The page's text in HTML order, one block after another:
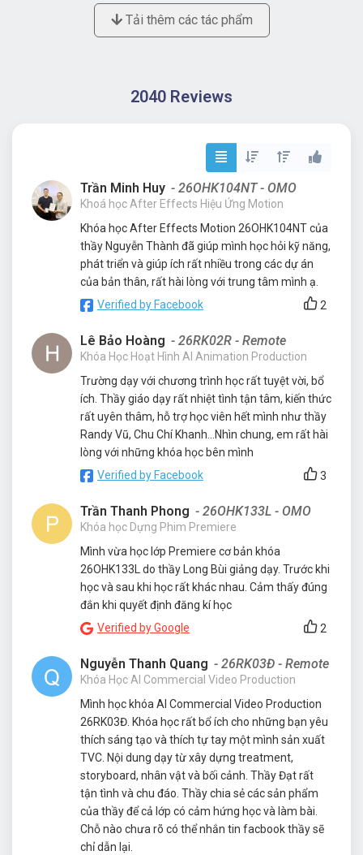
Tải thêm các tác phẩm
2040 Reviews
Trần Minh Huy - 26OHK104NT - OMO
Khoá học After Effects Hiệu Ứng Motion
Khóa học After Effects Motion 26OHK104NT của
thầy Nguyễn Thành đã giúp mình học hỏi kỹ năng,
phát triển và giúp ích rất nhiều trong các dự án
của bản thân, rất hài lòng với trung tâm mình ạ.
Verified by Facebook
2
Lê Bảo Hoàng - 26RK02R - Remote
Khóa Học Hoạt Hình AI Animation Production
Trường dạy với chương trình học rất tuyệt vời, bổ
ích. Thầy giáo dạy rất nhiệt tình tận tâm, kiến thức
rất uyên thâm, hỗ trợ học viên hết mình như thầy
Randy Vũ, Chu Chí Khanh...Nhìn chung, em rất hài
lòng với những khóa học bên mình
Verified by Facebook
3
Trần Thanh Phong - 26OHK133L - OMO
Khóa học Dựng Phim Premiere
Mình vừa học lớp Premiere cơ bản khóa
26OHK133L do thầy Long Bùi giảng dạy. Trước khi
học và sau khi học rất khác nhau. Cảm thấy đúng
đắn khi quyết định đăng kí học
Verified by Google
2
Nguyễn Thanh Quang - 26RK03Đ - Remote
Khóa Học AI Commercial Video Production
Mình học khóa AI Commercial Video Production
26RK03Đ. Khóa học rất bổ ích cho những bạn yêu
thích sáng tạo và thích tự tay một mình sản xuất
TVC. Nội dung dạy từ xây dựng treatment,
storyboard, nhân vật và bối cảnh. Thầy Đạt rất
tận tình và chu đáo. Thầy chia sẻ các sản phẩm
của thầy để cả lớp có cảm hứng học và làm bài.
Chỗ nào chưa rõ có thể nhắn tin facbook thầy sẽ
chỉ dẫn lại.